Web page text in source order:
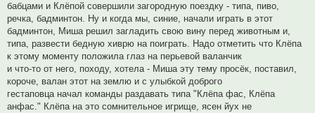
бабцами и Клёпой совершили загородную поездку - типа, пиво,
речка, бадминтон. Ну и когда мы, синие, начали играть в этот
бадминтон, Миша решил загладить свою вину перед животным и,
типа, развести бедную хиврю на поиграть. Надо отметить что Клёпа
к этому моменту положила глаз на перьевой валанчик
и что-то от него, походу, хотела - Миша эту тему просёк, поставил,
короче, валан этот на землю и с улыбкой доброго
гестаповца начал команды раздавать типа "Клёпа фас, Клёпа
анфас." Клёпа на это сомнительное игрище, ясен йух не